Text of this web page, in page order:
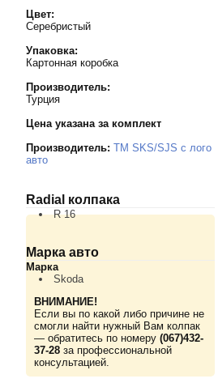
Цвет:
Серебристый
Упаковка:
Картонная коробка
Производитель:
Турция
Цена указана за комплект
Производитель: TM SKS/SJS с лого
авто
Radial колпака
R 16
Марка авто
Марка
Skoda
ВНИМАНИЕ!
Если вы по какой либо причине не
смогли найти нужный Вам колпак
— обратитесь по номеру (067)432-
37-28 за профессиональной
консультацией.